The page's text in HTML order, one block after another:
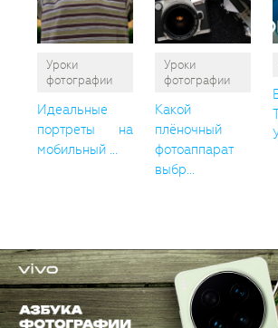
Уроки
фотографии
Идеальные
портреты на
мобильный ...
Уроки
фотографии
Какой
плёночный
фотоаппарат
выбр...